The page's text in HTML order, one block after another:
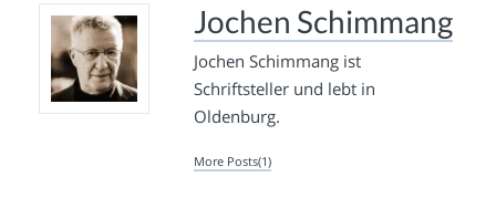
Jochen Schimmang
Jochen Schimmang ist
Schriftsteller und lebt in
Oldenburg.
More Posts(1)